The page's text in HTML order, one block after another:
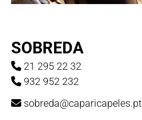
SOBREDA
21 295 22 32
932 952 232
sobreda@caparicapeles.pt